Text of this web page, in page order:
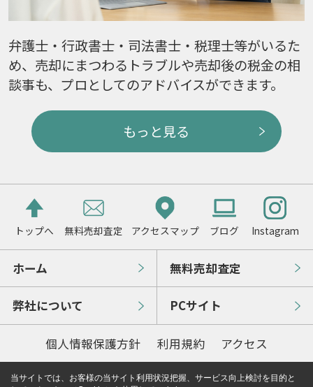
弁護士・行政書士・司法書士・税理士等がいるた
め、売却にまつわるトラブルや売却後の税金の相
談事も、プロとしてのアドバイスができます。
もっと見る
トップへ 無料売却査定 アクセスマップ ブログ Instagram
ホーム 無料売却査定
弊社について PCサイト
個人情報保護方針 利用規約 アクセス
当サイトでは、お客様の当サイト利用状況把握、サービス向上検討を目的と